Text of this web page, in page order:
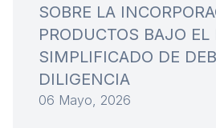
SOBRE LA
PRODUCTOS BAJO EL
SIMPLIFICADO DE
DILIGENCIA
06 Mayo, 2026